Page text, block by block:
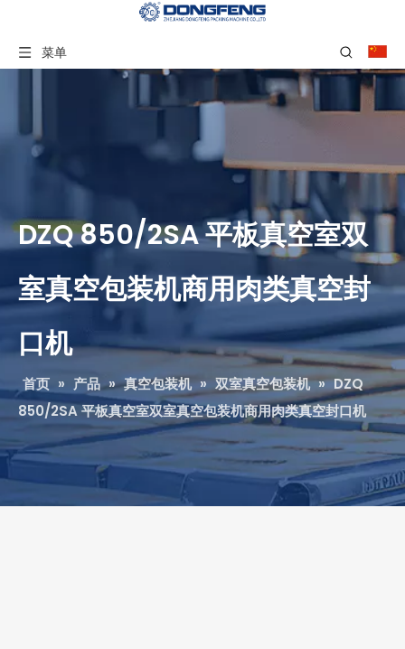
菜单
DZQ 850/2SA 平板真空室双
室真空包装机商用肉类真空封
口机
首页 » 产品 » 真空包装机 » 双室真空包装机 » DZQ
850/2SA 平板真空室双室真空包装机商用肉类真空封口机